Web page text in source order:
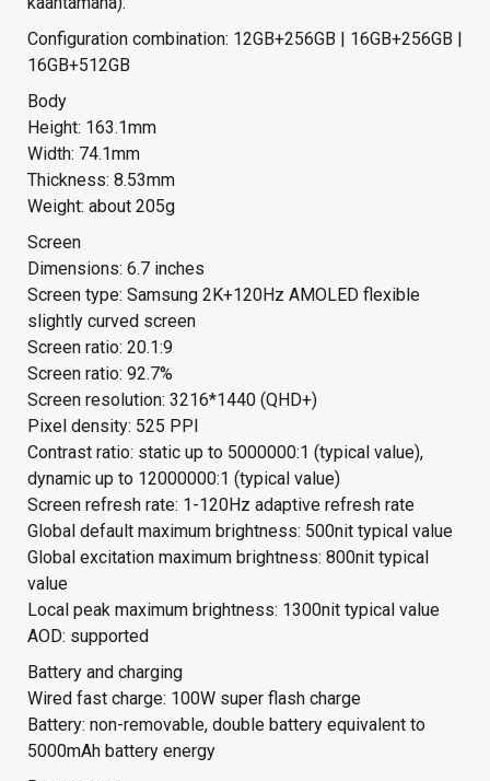
Configuration combination: 12GB+256GB | 16GB+256GB |
16GB+512GB
Body
Height: 163.1mm
Width: 74.1mm
Thickness: 8.53mm
Weight: about 205g
Screen
Dimensions: 6.7 inches
Screen type: Samsung 2K+120Hz AMOLED flexible
slightly curved screen
Screen ratio: 20.1:9
Screen ratio: 92.7%
Screen resolution: 3216*1440 (QHD+)
Pixel density: 525 PPI
Contrast ratio: static up to 5000000:1 (typical value),
dynamic up to 12000000:1 (typical value)
Screen refresh rate: 1-120Hz adaptive refresh rate
Global default maximum brightness: 500nit typical value
Global excitation maximum brightness: 800nit typical
value
Local peak maximum brightness: 1300nit typical value
AOD: supported
Battery and charging
Wired fast charge: 100W super flash charge
Battery: non-removable, double battery equivalent to
5000mAh battery energy